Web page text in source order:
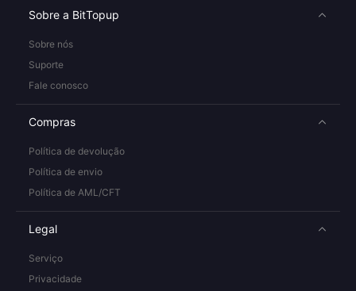
Sobre a BitTopup
Sobre nós
Suporte
Fale conosco
Compras
Política de devolução
Política de envio
Política de AML/CFT
Legal
Serviço
Privacidade